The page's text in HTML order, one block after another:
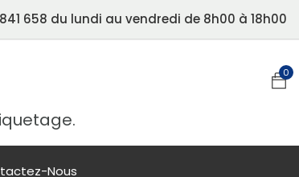
658 du lundi au vendredi de 8h00 à 18h00
0
Nous